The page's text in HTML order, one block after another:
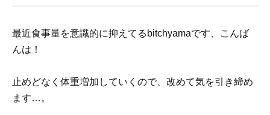
最近食事量を意識的に抑えてるbitchyamaです、こんば
んは！
止めどなく体重増加していくので、改めて気を引き締め
ます…。